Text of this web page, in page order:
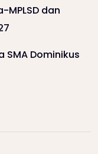
MPLSD dan
SMA Dominikus